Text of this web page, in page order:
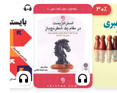
۳۰٪